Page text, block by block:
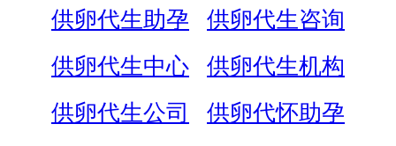
供卵代生助孕
供卵代生咨询
供卵代生中心
供卵代生机构
供卵代生公司
供卵代怀助孕